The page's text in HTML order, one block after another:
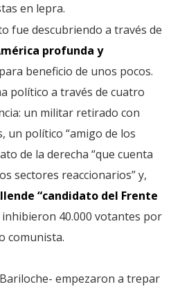
en lepra.
fue descubriendo a través de
profunda y
beneficio de unos pocos.
político a través de cuatro
un militar retirado con
un político “amigo de los
de la derecha “que cuenta
sectores reaccionarios” y,
“candidato del Frente
inhibieron 40.000 votantes por
comunista.
empezaron a trepar